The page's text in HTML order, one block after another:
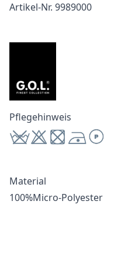
Artikel-Nr. 9989000
Pflegehinweis
Material
100%Micro-Polyester